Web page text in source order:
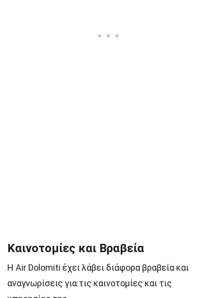
Καινοτομίες και Βραβεία
Η Air Dolomiti έχει λάβει διάφορα βραβεία και
αναγνωρίσεις για τις καινοτομίες και τις